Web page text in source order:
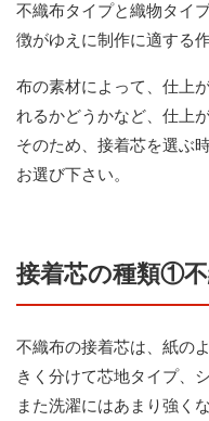
不織布タイプと織物タイ
徴がゆえに制作に適する
布の素材によって、仕上
れるかどうかなど、仕上
そのため、接着芯を選ぶ
お選び下さい。
接着芯の種類①
不織布の接着芯は、紙の
きく分けて芯地タイプ、
また洗濯にはあまり強く